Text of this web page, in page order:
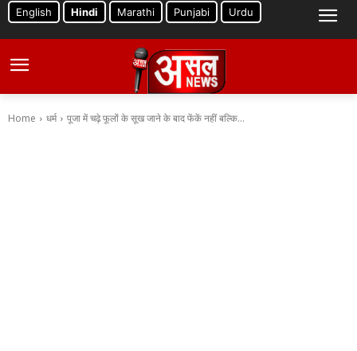
English Hindi Marathi Punjabi Urdu
Home धर्म पूजा में चढ़े फूलों के सूख जाने के बाद फेंकें नहीं बल्कि...